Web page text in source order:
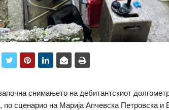
снимањето на дебитантскиот
по сценарио на Марија Апчевска Петровска и